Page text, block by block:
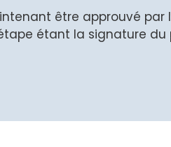
être approuvé par
étant la signature du